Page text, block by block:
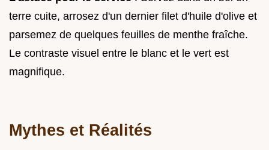
terre cuite, arrosez d'un dernier filet d'huile d'olive et
parsemez de quelques feuilles de menthe fraîche.
Le contraste visuel entre le blanc et le vert est
magnifique.
Mythes et Réalités